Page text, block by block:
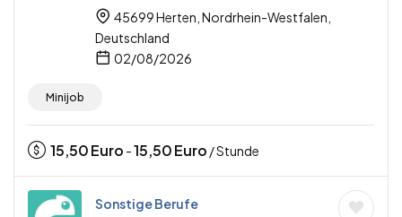
45699 Herten, Nordrhein-Westfalen,
Deutschland
02/08/2026
Minijob
15,50Euro -15,50Euro / Stunde
Sonstige Berufe